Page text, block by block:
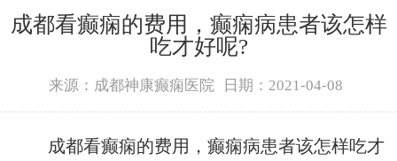
成都看癫痫的费用，癫痫病患者该怎样
吃才好呢?
来源：成都神康癫痫医院 日期：2021-04-08
成都看癫痫的费用，癫痫病患者该怎样吃才